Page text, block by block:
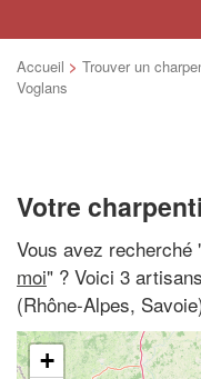
Accueil > Trouver un
Voglans
Votre
Vous avez recherché
moi" ? Voici 3
(Rhône-Alpes,
+